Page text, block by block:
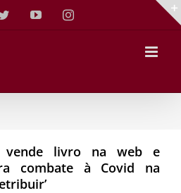
TwitterYouTubeInstagram
vende livro na web e
combate à Covid na